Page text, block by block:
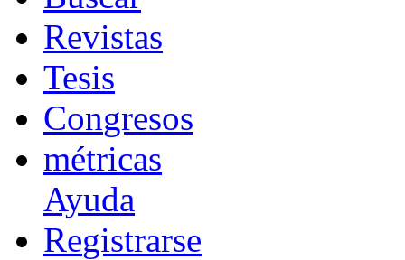
Revistas
Tesis
Congresos
métricas
Ayuda
Registrarse